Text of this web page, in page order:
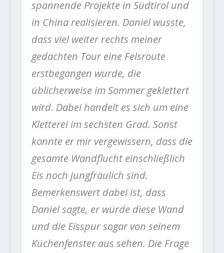
spannende Projekte in Südtirol und
in China realisieren. Daniel wusste,
dass viel weiter rechts meiner
gedachten Tour eine Felsroute
erstbegangen wurde, die
üblicherweise im Sommer geklettert
wird. Dabei handelt es sich um eine
Kletterei im sechsten Grad. Sonst
konnte er mir vergewissern, dass die
gesamte Wandflucht einschließlich
Eis noch jungfräulich sind.
Bemerkenswert dabei ist, dass
Daniel sagte, er würde diese Wand
und die Eisspur sogar von seinem
Küchenfenster aus sehen. Die Frage